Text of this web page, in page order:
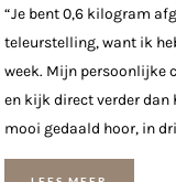
“Je bent 0,6 kilogram
teleurstelling, want ik
week. Mijn persoonlijke
en kijk direct verder dan
mooi gedaald hoor, in